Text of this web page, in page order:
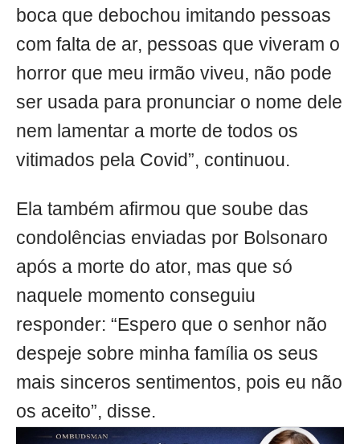
boca que debochou imitando pessoas
com falta de ar, pessoas que viveram o
horror que meu irmão viveu, não pode
ser usada para pronunciar o nome dele
nem lamentar a morte de todos os
vitimados pela Covid”, continuou.
Ela também afirmou que soube das
condolências enviadas por Bolsonaro
após a morte do ator, mas que só
naquele momento conseguiu
responder: “Espero que o senhor não
despeje sobre minha família os seus
mais sinceros sentimentos, pois eu não
os aceito”, disse.